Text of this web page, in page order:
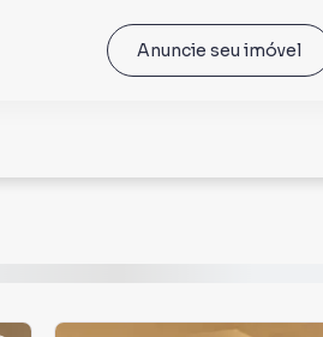
Anuncie seu imóvel